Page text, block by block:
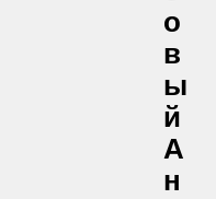
О
В
Ы
Й
А
Н